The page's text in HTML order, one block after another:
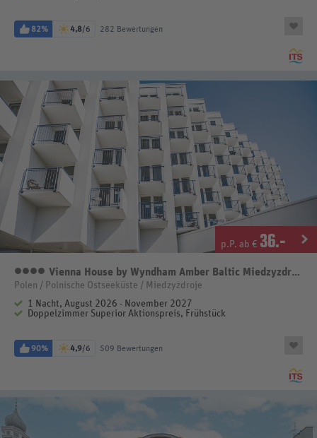
82% 4,8/6 282 Bewertungen
p.P. ab € 36.-
4 Sterne
Vienna House by Wyndham Amber Baltic Miedzyzdroje
Polen / Polnische Ostseeküste / Miedzyzdroje
1 Nacht, August 2026 - November 2027
Doppelzimmer Superior Aktionspreis, Frühstück
90% 4,9/6 509 Bewertungen